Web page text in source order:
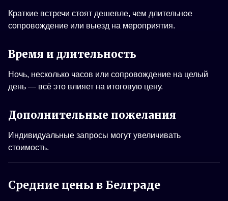
Краткие встречи стоят дешевле, чем длительное
сопровождение или выезд на мероприятия.
Время и длительность
Ночь, несколько часов или сопровождение на целый
день — всё это влияет на итоговую цену.
Дополнительные пожелания
Индивидуальные запросы могут увеличивать
стоимость.
Средние цены в Белграде